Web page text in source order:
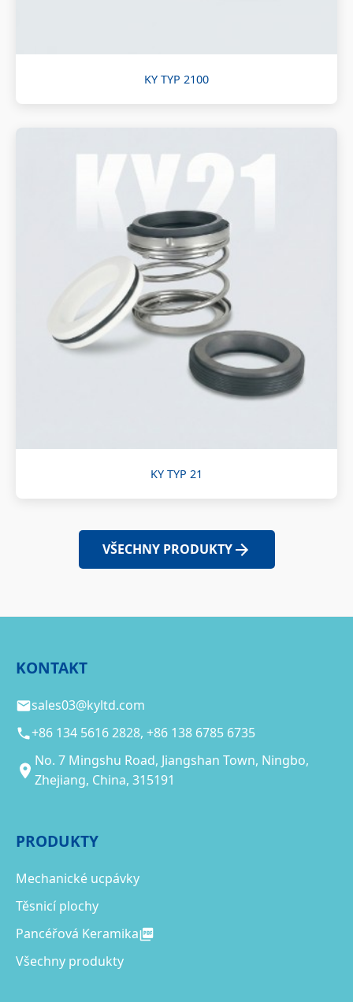
KY TYP 2100
KY TYP 21
VŠECHNY PRODUKTY
KONTAKT
sales03@kyltd.com
+86 134 5616 2828, +86 138 6785 6735
No. 7 Mingshu Road, Jiangshan Town, Ningbo,
Zhejiang, China, 315191
PRODUKTY
Mechanické ucpávky
Těsnicí plochy
Pancéřová Keramika
Všechny produkty